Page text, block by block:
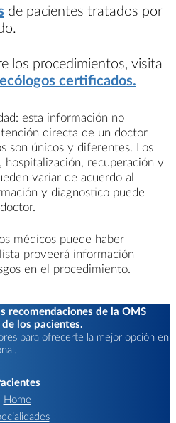
de pacientes tratados por
los procedimientos, visita
certificados.
esta información no
directa de un doctor
son únicos y diferentes. Los
recuperación y
variar de acuerdo al
y diagnostico puede
médicos puede haber
proveerá información
en el procedimiento.
recomendaciones de la OMS
los pacientes.
para ofrecerte la mejor opción en
Home